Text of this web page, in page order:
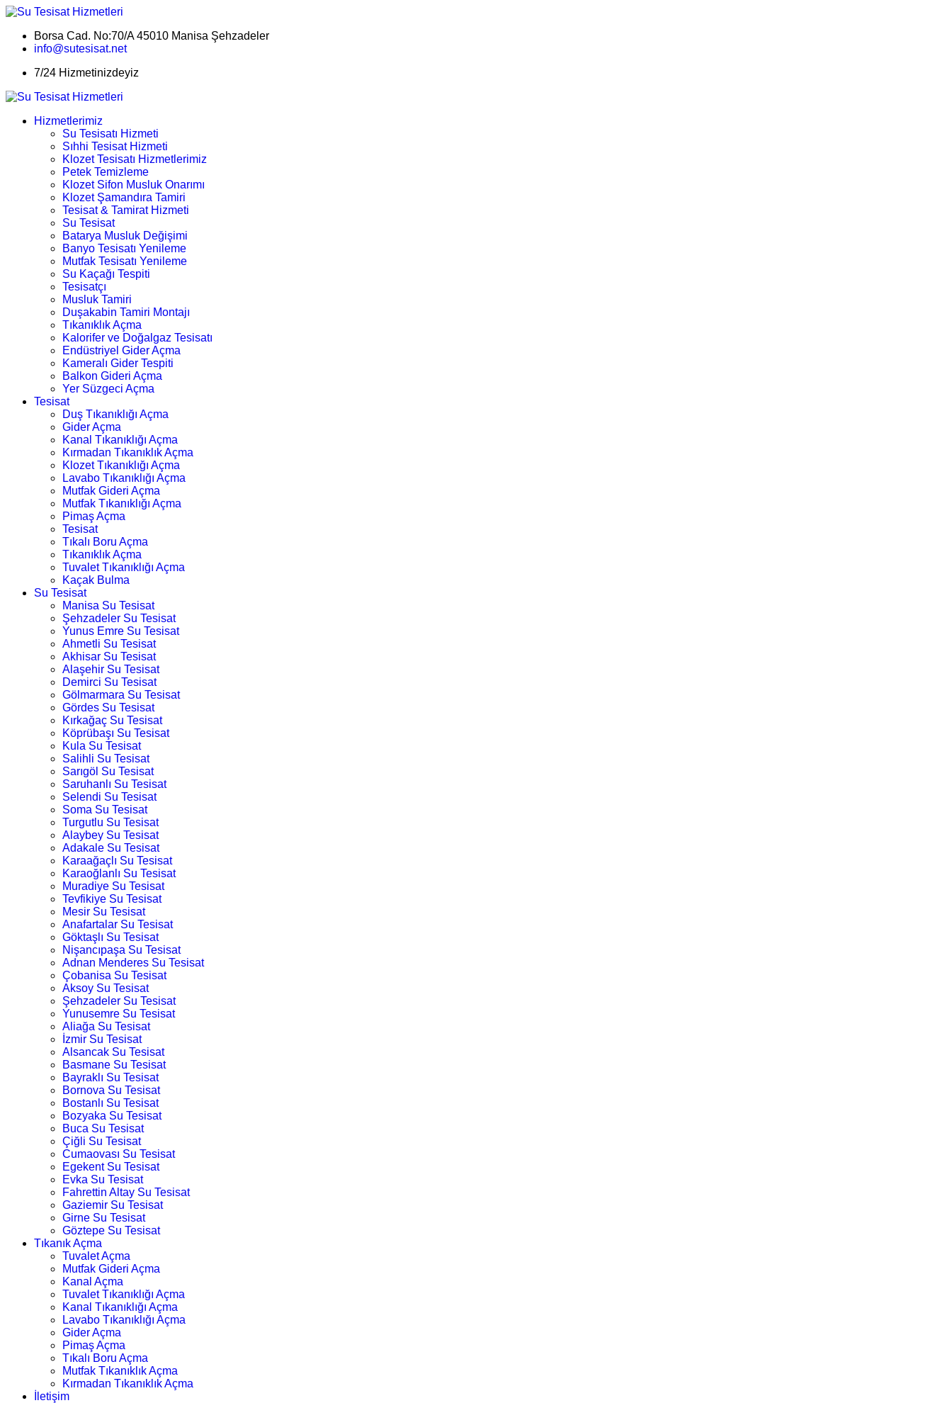
Borsa Cad. No:70/A 45010 Manisa Şehzadeler
info@sutesisat.net
7/24 Hizmetinizdeyiz
Hizmetlerimiz
Su Tesisatı Hizmeti
Sıhhi Tesisat Hizmeti
Klozet Tesisatı Hizmetlerimiz
Petek Temizleme
Klozet Sifon Musluk Onarımı
Klozet Şamandıra Tamiri
Tesisat & Tamirat Hizmeti
Su Tesisat
Batarya Musluk Değişimi
Banyo Tesisatı Yenileme
Mutfak Tesisatı Yenileme
Su Kaçağı Tespiti
Tesisatçı
Musluk Tamiri
Duşakabin Tamiri Montajı
Tıkanıklık Açma
Kalorifer ve Doğalgaz Tesisatı
Endüstriyel Gider Açma
Kameralı Gider Tespiti
Balkon Gideri Açma
Yer Süzgeci Açma
Tesisat
Duş Tıkanıklığı Açma
Gider Açma
Kanal Tıkanıklığı Açma
Kırmadan Tıkanıklık Açma
Klozet Tıkanıklığı Açma
Lavabo Tıkanıklığı Açma
Mutfak Gideri Açma
Mutfak Tıkanıklığı Açma
Pimaş Açma
Tesisat
Tıkalı Boru Açma
Tıkanıklık Açma
Tuvalet Tıkanıklığı Açma
Kaçak Bulma
Su Tesisat
Manisa Su Tesisat
Şehzadeler Su Tesisat
Yunus Emre Su Tesisat
Ahmetli Su Tesisat
Akhisar Su Tesisat
Alaşehir Su Tesisat
Demirci Su Tesisat
Gölmarmara Su Tesisat
Gördes Su Tesisat
Kırkağaç Su Tesisat
Köprübaşı Su Tesisat
Kula Su Tesisat
Salihli Su Tesisat
Sarıgöl Su Tesisat
Saruhanlı Su Tesisat
Selendi Su Tesisat
Soma Su Tesisat
Turgutlu Su Tesisat
Alaybey Su Tesisat
Adakale Su Tesisat
Karaağaçlı Su Tesisat
Karaoğlanlı Su Tesisat
Muradiye Su Tesisat
Tevfikiye Su Tesisat
Mesir Su Tesisat
Anafartalar Su Tesisat
Göktaşlı Su Tesisat
Nişancıpaşa Su Tesisat
Adnan Menderes Su Tesisat
Çobanisa Su Tesisat
Aksoy Su Tesisat
Şehzadeler Su Tesisat
Yunusemre Su Tesisat
Aliağa Su Tesisat
İzmir Su Tesisat
Alsancak Su Tesisat
Basmane Su Tesisat
Bayraklı Su Tesisat
Bornova Su Tesisat
Bostanlı Su Tesisat
Bozyaka Su Tesisat
Buca Su Tesisat
Çiğli Su Tesisat
Cumaovası Su Tesisat
Egekent Su Tesisat
Evka Su Tesisat
Fahrettin Altay Su Tesisat
Gaziemir Su Tesisat
Girne Su Tesisat
Göztepe Su Tesisat
Tıkanık Açma
Tuvalet Açma
Mutfak Gideri Açma
Kanal Açma
Tuvalet Tıkanıklığı Açma
Kanal Tıkanıklığı Açma
Lavabo Tıkanıklığı Açma
Gider Açma
Pimaş Açma
Tıkalı Boru Açma
Mutfak Tıkanıklık Açma
Kırmadan Tıkanıklık Açma
İletişim